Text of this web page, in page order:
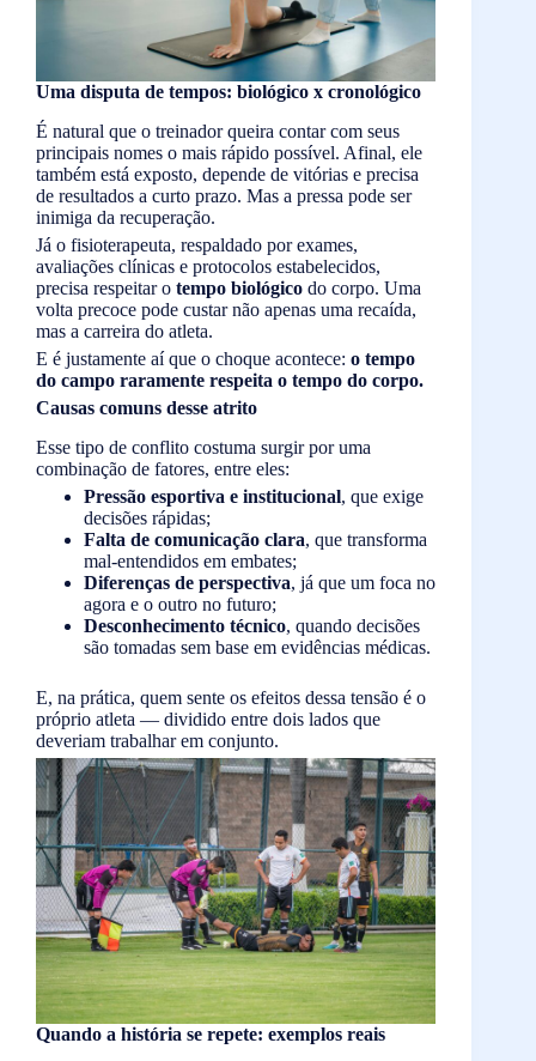
Uma disputa de tempos: biológico x cronológico
É natural que o treinador queira contar com seus
principais nomes o mais rápido possível. Afinal, ele
também está exposto, depende de vitórias e precisa
de resultados a curto prazo. Mas a pressa pode ser
inimiga da recuperação.
Já o fisioterapeuta, respaldado por exames,
avaliações clínicas e protocolos estabelecidos,
precisa respeitar o tempo biológico do corpo. Uma
volta precoce pode custar não apenas uma recaída,
mas a carreira do atleta.
E é justamente aí que o choque acontece: o tempo
do campo raramente respeita o tempo do corpo.
Causas comuns desse atrito
Esse tipo de conflito costuma surgir por uma
combinação de fatores, entre eles:
Pressão esportiva e institucional, que exige
decisões rápidas;
Falta de comunicação clara, que transforma
mal-entendidos em embates;
Diferenças de perspectiva, já que um foca no
agora e o outro no futuro;
Desconhecimento técnico, quando decisões
são tomadas sem base em evidências médicas.
E, na prática, quem sente os efeitos dessa tensão é o
próprio atleta — dividido entre dois lados que
deveriam trabalhar em conjunto.
Quando a história se repete: exemplos reais